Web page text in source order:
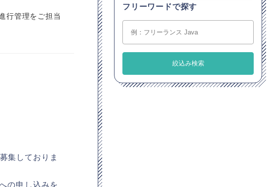
行管理をご担当
集しておりま
の申し込みを
フリーワードで探す